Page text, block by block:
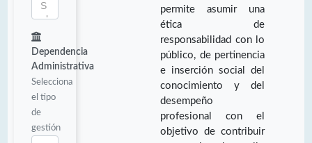
Dependencia
Administrativa
Selecciona
el tipo
de
gestión
permite asumir una
ética de
responsabilidad con lo
público, de pertinencia
e inserción social del
conocimiento y del
desempeño
profesional con el
objetivo de contribuir